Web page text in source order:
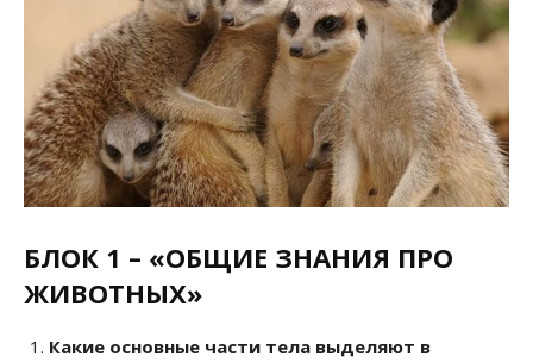
БЛОК 1 – «ОБЩИЕ ЗНАНИЯ ПРО
ЖИВОТНЫХ»
Какие основные части тела выделяют в